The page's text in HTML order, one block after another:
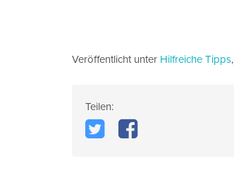
Veröffentlicht unter Hilfreiche Tipps,
Teilen: